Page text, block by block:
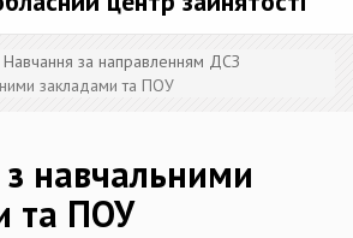
Навчання за направленням ДСЗ
закладами та ПОУ
з навчальними
та ПОУ